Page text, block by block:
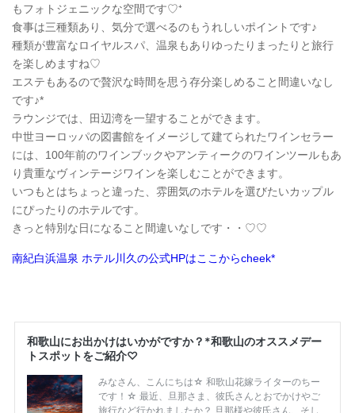
もフォトジェニックな空間です♡⁺
食事は三種類あり、気分で選べるのもうれしいポイントです♪
種類が豊富なロイヤルスパ、温泉もありゆったりまったりと旅行
を楽しめますね♡
エステもあるので贅沢な時間を思う存分楽しめること間違いなし
です♪*
ラウンジでは、田辺湾を一望することができます。
中世ヨーロッパの図書館をイメージして建てられたワインセラー
には、100年前のワインブックやアンティークのワインツールもあ
り貴重なヴィンテージワインを楽しむことができます。
いつもとはちょっと違った、雰囲気のホテルを選びたいカップル
にぴったりのホテルです。
きっと特別な日になること間違いなしです・・♡♡
南紀白浜温泉 ホテル川久の公式HPはここからcheek*